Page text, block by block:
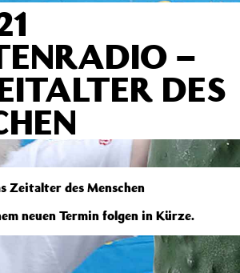
–
DES
Zeitalter des Menschen
neuen Termin folgen in Kürze.